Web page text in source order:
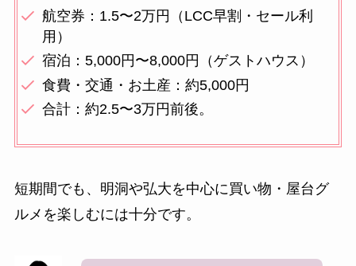
航空券：1.5〜2万円（LCC早割・セール利
用）
宿泊：5,000円〜8,000円（ゲストハウス）
食費・交通・お土産：約5,000円
合計：約2.5〜3万円前後。
短期間でも、明洞や弘大を中心に買い物・屋台グ
ルメを楽しむには十分です。